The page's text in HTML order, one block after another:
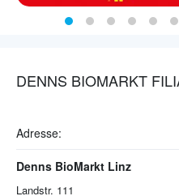
DENNS BIOMARKT
Adresse:
Denns BioMarkt Linz
Landstr. 111